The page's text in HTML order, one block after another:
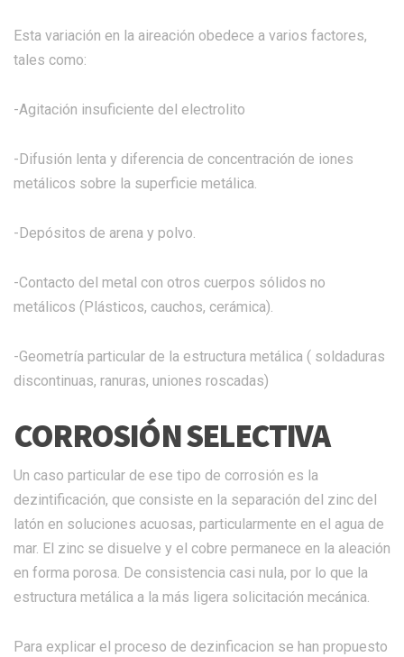
Esta variación en la aireación obedece a varios factores,
tales como:
-Agitación insuficiente del electrolito
-Difusión lenta y diferencia de concentración de iones
metálicos sobre la superficie metálica.
-Depósitos de arena y polvo.
-Contacto del metal con otros cuerpos sólidos no
metálicos (Plásticos, cauchos, cerámica).
-Geometría particular de la estructura metálica ( soldaduras
discontinuas, ranuras, uniones roscadas)
CORROSIÓN SELECTIVA
Un caso particular de ese tipo de corrosión es la
dezintificación, que consiste en la separación del zinc del
latón en soluciones acuosas, particularmente en el agua de
mar. El zinc se disuelve y el cobre permanece en la aleación
en forma porosa. De consistencia casi nula, por lo que la
estructura metálica a la más ligera solicitación mecánica.
Para explicar el proceso de dezinficacion se han propuesto